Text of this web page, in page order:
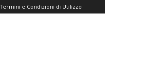
Termini e Condizioni di Utilizzo